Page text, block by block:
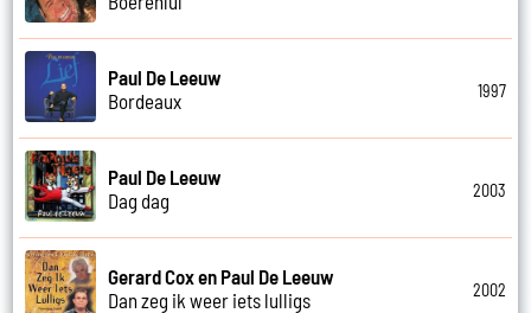
Paul De Leeuw
Bordeaux
1997
Paul De Leeuw
Dag dag
2003
Gerard Cox en Paul De Leeuw
Dan zeg ik weer iets lulligs
2002